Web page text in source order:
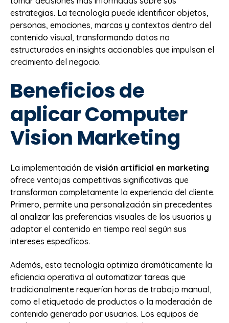
estrategias. La tecnología puede identificar objetos,
personas, emociones, marcas y contextos dentro del
contenido visual, transformando datos no
estructurados en insights accionables que impulsan el
crecimiento del negocio.
Beneficios de
aplicar Computer
Vision Marketing
La implementación de visión artificial en marketing
ofrece ventajas competitivas significativas que
transforman completamente la experiencia del cliente.
Primero, permite una personalización sin precedentes
al analizar las preferencias visuales de los usuarios y
adaptar el contenido en tiempo real según sus
intereses específicos.
Además, esta tecnología optimiza dramáticamente la
eficiencia operativa al automatizar tareas que
tradicionalmente requerían horas de trabajo manual,
como el etiquetado de productos o la moderación de
contenido generado por usuarios. Los equipos de